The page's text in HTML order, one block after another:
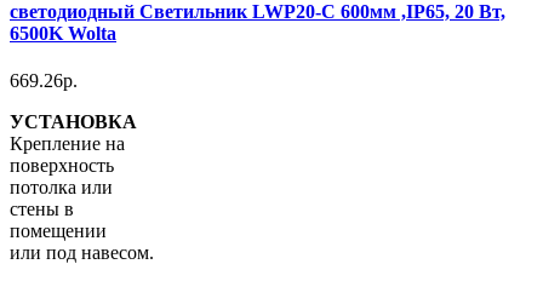
светодиодный Светильник LWP20-С 600мм ,IP65, 20 Вт,
6500K Wolta
669.26р.
УСТАНОВКА
Крепление на
поверхность
потолка или
стены в
помещении
или под навесом.